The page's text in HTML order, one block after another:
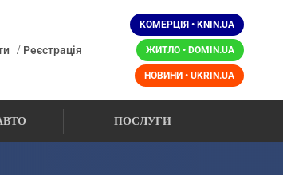
/ Реєстрація
КОМЕРЦІЯ • KNIN.UA
ЖИТЛО • DOMIN.UA
НОВИНИ • UKRIN.UA
ПОСЛУГИ